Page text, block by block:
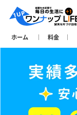
ホーム 料金